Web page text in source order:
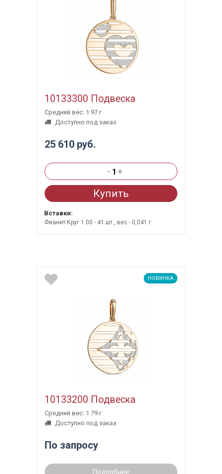
10133300 Подвеска
Средний вес: 1.97 г
Доступно под заказ
25 610 руб.
- +
Купить
Вставки:
Фианит Круг 1.00 - 41 шт., вес - 0,041 г
НОВИНКА
10133200 Подвеска
Средний вес: 1.79 г
Доступно под заказ
По запросу
Подробнее